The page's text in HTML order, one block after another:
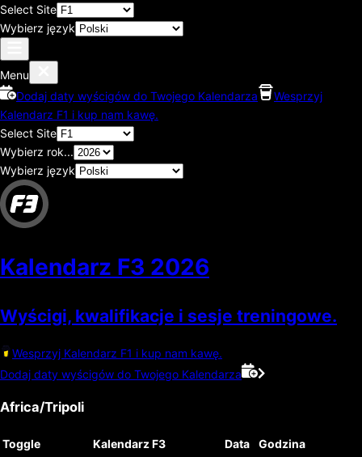
Select Site
Wybierz język
Menu
Dodaj daty wyścigów do Twojego Kalendarza
Wesprzyj
Kalendarz F1 i kup nam kawę.
Select Site
Wybierz rok...
Wybierz język
Kalendarz F3 2026
Wyścigi, kwalifikacje i sesje treningowe.
Wesprzyj Kalendarz F1 i kup nam kawę.
Dodaj daty wyścigów do Twojego Kalendarza
Africa/Tripoli
Toggle Kalendarz F3 Data
Godzina